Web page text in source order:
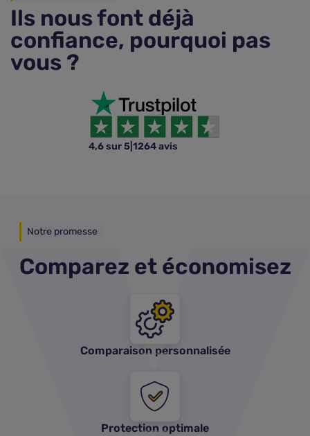
Ils nous font déjà
confiance, pourquoi pas
vous ?
4,6 sur 5 1264 avis
Notre promesse
Comparez et économisez
Comparaison personnalisée
Protection optimale